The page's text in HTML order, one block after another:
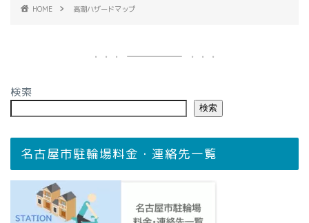
HOME 高潮ハザードマップ
検索
検索
名古屋市駐輪場料金・連絡先一覧